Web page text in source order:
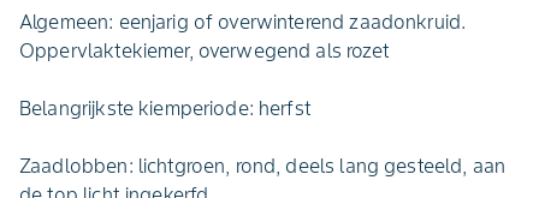
Algemeen: eenjarig of overwinterend zaadonkruid.
Oppervlaktekiemer, overwegend als rozet
Belangrijkste kiemperiode: herfst
Zaadlobben: lichtgroen, rond, deels lang gesteeld, aan